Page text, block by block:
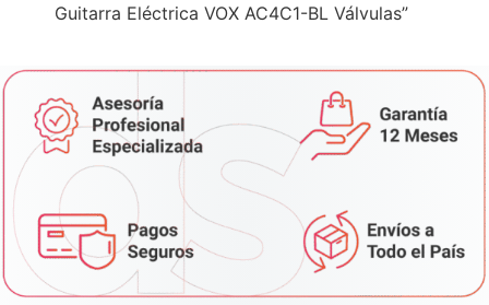
Guitarra Eléctrica VOX AC4C1-BL Válvulas”